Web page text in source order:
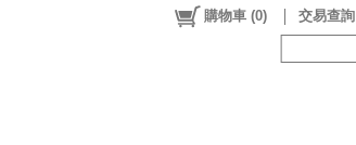
購物車 (0) 交易查詢